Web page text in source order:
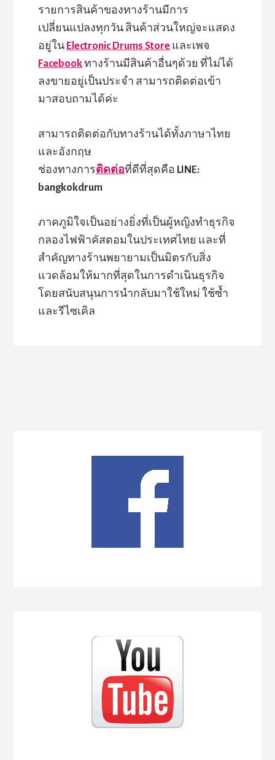
รายการสินค้าของทางร้านมีการ
เปลี่ยนแปลงทุกวัน สินค้าส่วนใหญ่จะแสดง
อยู่ใน Electronic Drums Store และเพจ
Facebookทางร้านมีสินค้าอื่นๆด้วย ที่ไม่ได้
ลงขายอยู่เป็นประจำ สามารถติดต่อเข้า
มาสอบถามได้ค่ะ
สามารถติดต่อกับทางร้านได้ทั้งภาษาไทย
และอังกฤษ
ช่องทางการติดต่อที่ดีที่สุดคือ LINE:
bangkokdrum
ภาคภูมิใจเป็นอย่างยิ่งที่เป็นผู้หญิงทำธุรกิจ
กลองไฟฟ้าคัสตอมในประเทศไทย และที่
สำคัญทางร้านพยายามเป็นมิตรกับสิ่ง
แวดล้อมให้มากที่สุดในการดำเนินธุรกิจ
โดยสนับสนุนการนำกลับมาใช้ใหม่ ใช้ซ้ำ
และรีไซเคิล